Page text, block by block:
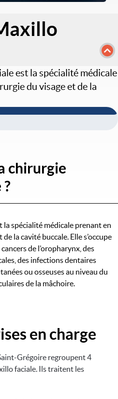
est la spécialité médicale
du visage et de la
chirurgie
spécialité médicale prenant en
la cavité buccale. Elle s’occupe
de l’oropharynx, des
des infections dentaires
ou osseuses au niveau du
de la mâchoire.
en charge
Grégoire regroupent 4
faciale. Ils traitent les